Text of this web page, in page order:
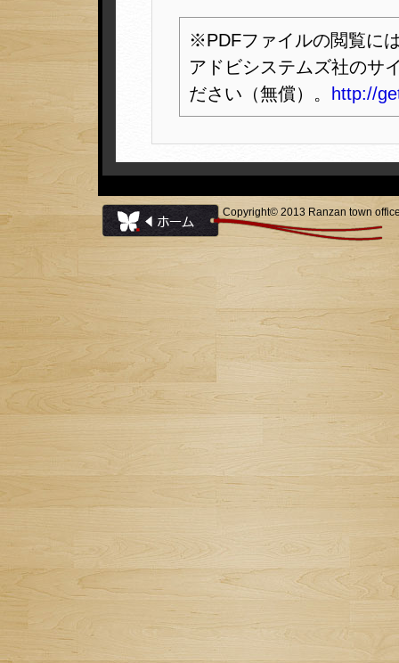
※PDFファイルの閲覧に
アドビシステムズ社のサ
ださい（無償）。
http://
Copyright© 2013 Ranzan town